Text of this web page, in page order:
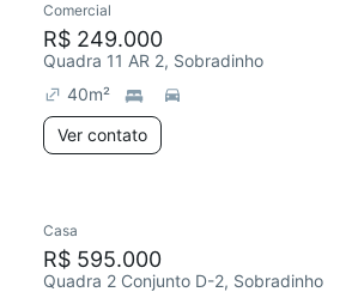
Comercial
R$ 249.000
Quadra 11 AR 2, Sobradinho
40m²
Ver contato
Casa
R$ 595.000
Quadra 2 Conjunto D-2, Sobradinho